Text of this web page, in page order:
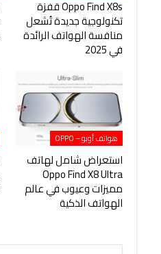
Oppo Find X8s قفزة
تكنولوجية جديدة تُشعل
منافسة الهواتف الرائدة
في 2025
هواتف أوبو – OPPO
استعراض شامل لهاتف
Oppo Find X8 Ultra
مميزات وعيوب في عالم
الهواتف الذكية